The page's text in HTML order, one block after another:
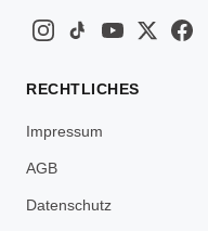
RECHTLICHES
Impressum
AGB
Datenschutz